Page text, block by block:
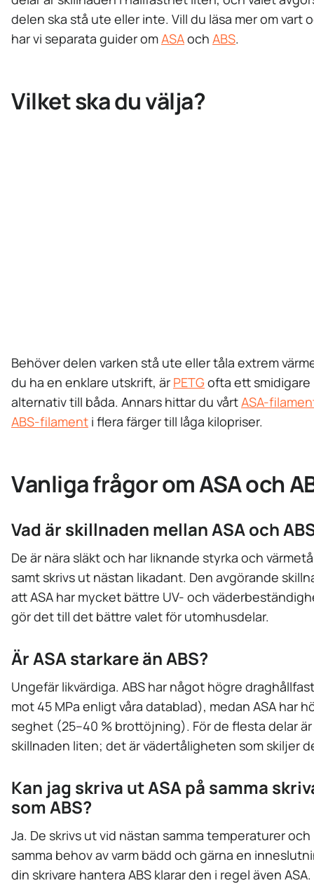
delen ska stå ute eller inte. Vill du läsa mer om vart
har vi separata guider omASAoch ABS.
Vilket ska du välja?
Behöver delen varken stå ute eller tåla extrem
du ha en enklare utskrift, är PETGofta ett smidigare
alternativ till båda. Annars hittar du vårtASA-
ABS-filament i flera färger till låga kilopriser.
Vanliga frågor om ASA och
Vad är skillnaden mellan ASA och
De är nära släkt och har liknande styrka och
samt skrivs ut nästan likadant. Den avgörande
att ASA har mycket bättre UV- och
gör det till det bättre valet för utomhusdelar.
Är ASA starkare än ABS?
Ungefär likvärdiga. ABS har något högre
mot 45 MPa enligt våra datablad), medan ASA har
seghet (25–40 % brottöjning). För de flesta delar är
skillnaden liten; det är vädertåligheten som skiljer
Kan jag skriva ut ASA på samma
som ABS?
Ja. De skrivs ut vid nästan samma temperaturer och
samma behov av varm bädd och gärna en
din skrivare hantera ABS klarar den i regel även ASA.